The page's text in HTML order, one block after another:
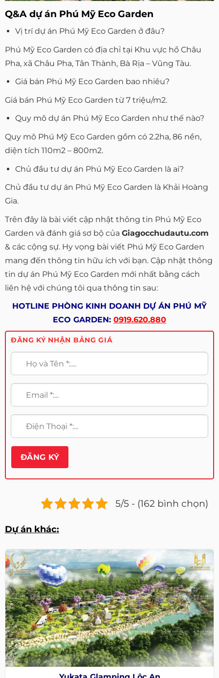
Q&A dự án Phú Mỹ Eco Garden
Vị trí dự án Phú Mỹ Eco Garden ở đâu?
Phú Mỹ Eco Garden có địa chỉ tại Khu vực hồ Châu
Pha, xã Châu Pha, Tân Thành, Bà Rịa – Vũng Tàu.
Giá bán Phú Mỹ Eco Garden bao nhiêu?
Giá bán Phú Mỹ Eco Garden từ 7 triệu/m2.
Quy mô dự án Phú Mỹ Eco Garden như thế nào?
Quy mô Phú Mỹ Eco Garden gồm có 2.2ha, 86 nền,
diện tích 110m2 – 800m2.
Chủ đầu tư dự án Phú Mỹ Eco Garden là ai?
Chủ đầu tư dự án Phú Mỹ Eco Garden là Khải Hoàng
Gia.
Trên đây là bài viết cập nhật thông tin Phú Mỹ Eco
Garden và đánh giá sơ bộ của Giagocchudautu.com
& các cộng sự. Hy vọng bài viết Phú Mỹ Eco Garden
mang đến thông tin hữu ích với bạn. Cập nhật thông
tin dự án Phú Mỹ Eco Garden mới nhất bằng cách
liên hệ với chúng tôi qua thông tin sau:
HOTLINE PHÒNG KINH DOANH DỰ ÁN PHÚ MỸ
ECO GARDEN: 0919.620.880
ĐĂNG KÝ NHẬN BẢNG GIÁ
5/5 - (162 bình chọn)
Dự án khác: